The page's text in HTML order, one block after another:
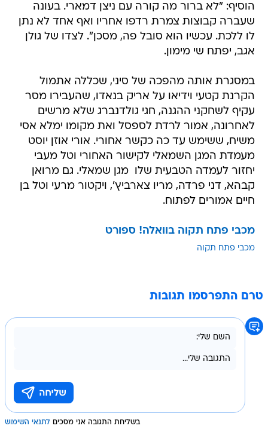
הוסיף: "לא ברור מה קורה עם ניצן דמארי. בעונה
שעברה קבוצות צמרת רדפו אחריו ואף אחד לא נתן
לו ללכת. עכשיו הוא סובל פה, מסכן". לצדו של גולן
אגב, יפתח שי מימון.
במסגרת אותה מהפכה של סיני, שכללה אתמול
הקרנת קטעי וידיאו על אריק בנאדו, שהעבירו מסר
עקיף לשחקני ההגנה, חגי גולדנברג שלא מרשים
לאחרונה, אמור לרדת לספסל ואת מקומו ימלא אסי
משיח, ששימש עד כה כקשר אחורי. אורי אוזן יוסט
מעמדת המגן השמאלי לקישור האחורי וטל מעבי
יחזור לעמדה הטבעית שלו  מגן שמאלי. גם מרואן
קבהא, דני פרדה, מריו צארביץ', ויקטור מרעי וטל בן
חיים אמורים לפתוח.
מכבי פתח תקוה בוואלה! ספורט
מכבי פתח תקוה
טרם התפרסמו תגובות
בשליחת התגובה אני מסכים לתנאי השימוש